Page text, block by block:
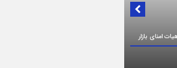
رهبری؛
تهران از